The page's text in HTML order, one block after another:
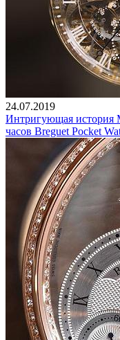
24.07.2019
Интригующая история
часов Breguet Pocket